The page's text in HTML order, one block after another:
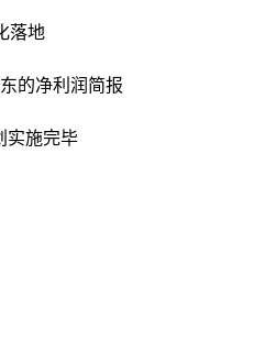
落地
的净利润简报
实施完毕